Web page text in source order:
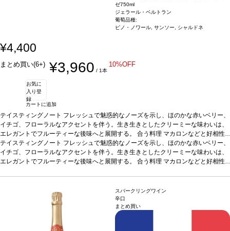
ゼ750ml
ジェラール・ベルトラン
葡萄品種:
ピノ・ノワール, サンソー, シャルドネ
¥4,400
まとめ買い(6+) ¥3,960 / 1本
10%OFF
お気に
入り登
録
カートに追加
テイスティングノート フレッシュで魅惑的なノーズを示し、ほのかな赤いベリー、
イチゴ、フローラルなアクセントを伴う。生き生きとしたクリーミーな味わいは、
エレガントでフルーティーな後味へと展開する。 合う料理 マカロンなどと好相性
葡萄品種ピノ・ノワール、サンソー、シャルドネ認証ABオーガニック
テイスティングノート フレッシュで魅惑的なノーズを示し、ほのかな赤いベリー、
イチゴ、フローラルなアクセントを伴う。生き生きとしたクリーミーな味わいは、
エレガントでフルーティーな後味へと展開する。 合う料理 マカロンなどと好相性
スパークリングワイン
辛口
まとめ買い